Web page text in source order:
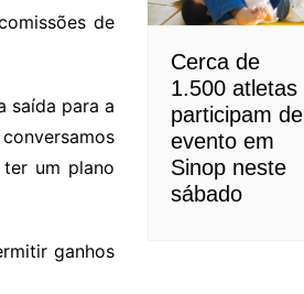
de
saída para a
um plano
ganhos
Cerca de
1.500 atletas
participam de
evento em
Sinop neste
sábado